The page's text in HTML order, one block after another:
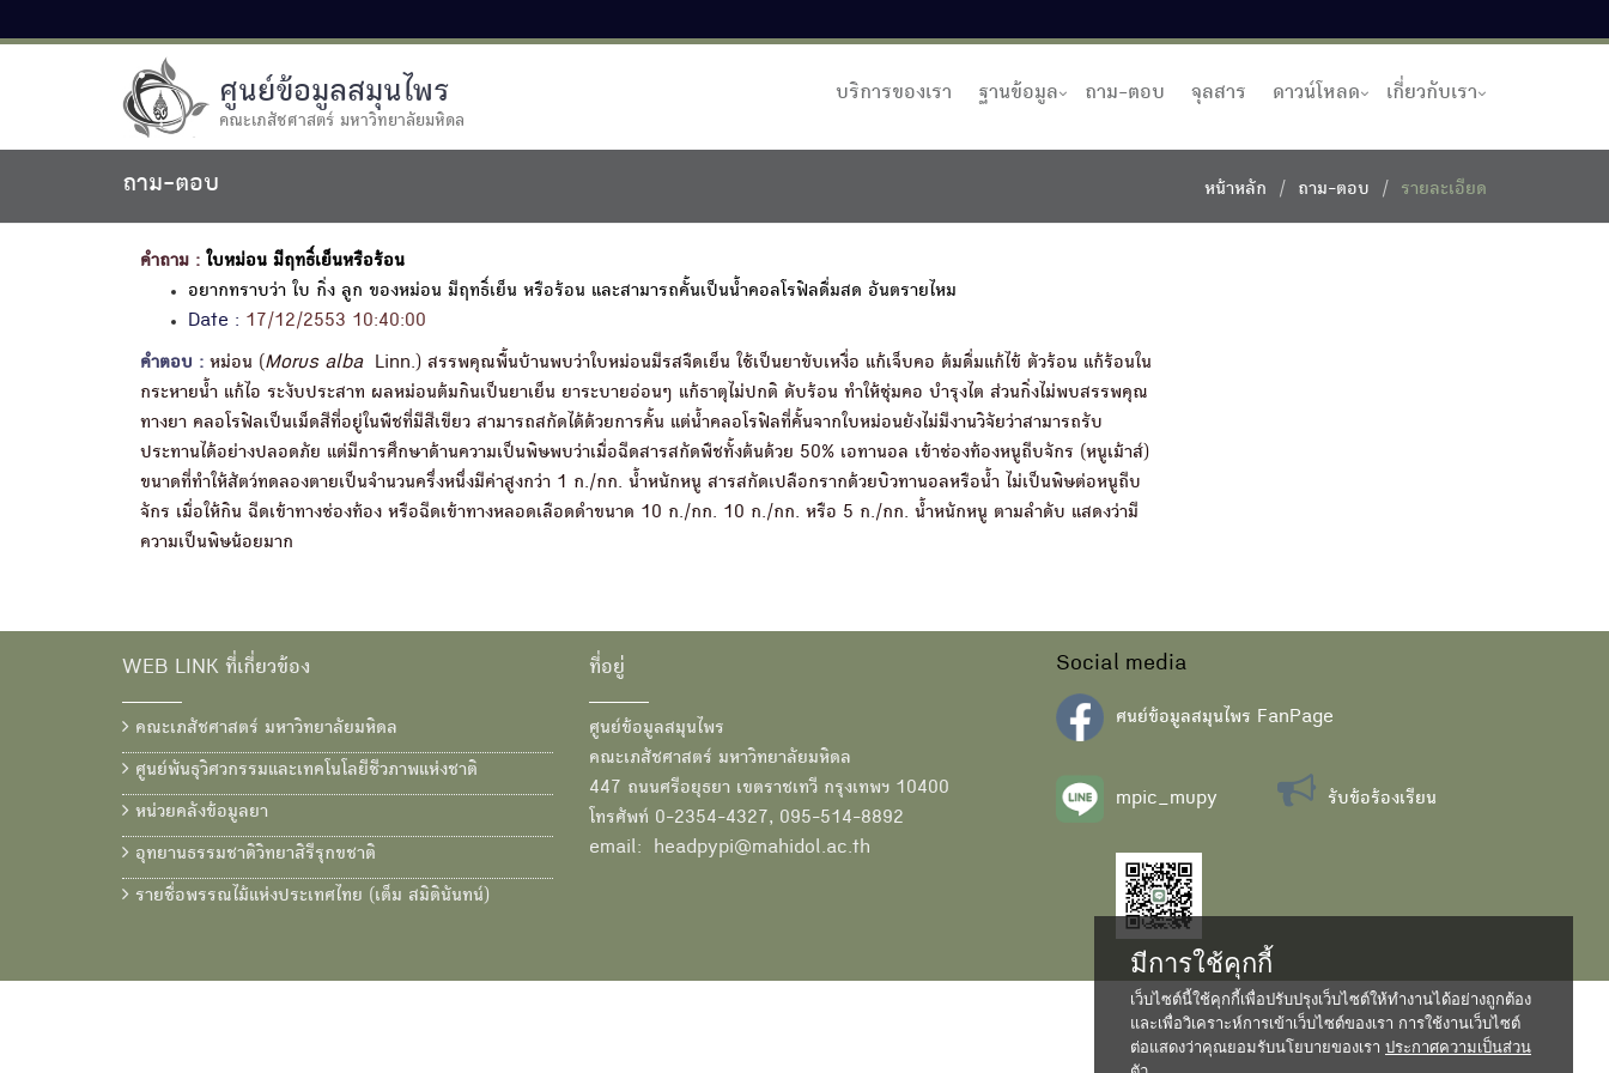
ศูนย์ข้อมูลสมุนไพร
คณะเภสัชศาสตร์ มหาวิทยาลัยมหิดล
บริการของเรา ฐานข้อมูล ถาม-ตอบ จุลสาร ดาวน์โหลด เกี่ยวกับเรา
ถาม-ตอบ หน้าหลัก ถาม-ตอบ รายละเอียด
คำถาม : ใบหม่อน มีฤทธิ์เย็นหรือร้อน
อยากทราบว่า ใบ กิ่ง ลูก ของหม่อน มีฤทธิ์เย็น หรือร้อน และสามารถคั้นเป็นน้ำคอลโรฟิลดื่มสด อันตรายไหม
Date : 17/12/2553 10:40:00
คำตอบ : หม่อน (Morus albaLinn.) สรรพคุณพื้นบ้านพบว่าใบหม่อนมีรสจืดเย็น ใช้เป็นยาขับเหงื่อ แก้เจ็บคอ ต้มดื่มแก้ไข้ ตัวร้อน แก้ร้อนใน
กระหายน้ำ แก้ไอ ระงับประสาท ผลหม่อนต้มกินเป็นยาเย็น ยาระบายอ่อนๆ แก้ธาตุไม่ปกติ ดับร้อน ทำให้ชุ่มคอ บำรุงไต ส่วนกิ่งไม่พบสรรพคุณ
ทางยา คลอโรฟิลเป็นเม็ดสีที่อยู่ในพืชที่มีสีเขียว สามารถสกัดได้ด้วยการคั้น แต่น้ำคลอโรฟิลที่คั้นจากใบหม่อนยังไม่มีงานวิจัยว่าสามารถรับ
ประทานได้อย่างปลอดภัย แต่มีการศึกษาด้านความเป็นพิษพบว่าเมื่อฉีดสารสกัดพืชทั้งต้นด้วย 50% เอทานอล เข้าช่องท้องหนูถีบจักร (หนูเม้าส์)
ขนาดที่ทำให้สัตว์ทดลองตายเป็นจำนวนครึ่งหนึ่งมีค่าสูงกว่า 1 ก./กก. น้ำหนักหนู สารสกัดเปลือกรากด้วยบิวทานอลหรือน้ำ ไม่เป็นพิษต่อหนูถีบ
จักร เมื่อให้กิน ฉีดเข้าทางช่องท้อง หรือฉีดเข้าทางหลอดเลือดดำขนาด 10 ก./กก. 10 ก./กก. หรือ 5 ก./กก. น้ำหนักหนู ตามลำดับ แสดงว่ามี
ความเป็นพิษน้อยมาก
WEB LINK ที่เกี่ยวข้อง
คณะเภสัชศาสตร์ มหาวิทยาลัยมหิดล
ศูนย์พันธุวิศวกรรมและเทคโนโลยีชีวภาพแห่งชาติ
หน่วยคลังข้อมูลยา
อุทยานธรรมชาติวิทยาสิรีรุกขชาติ
รายชื่อพรรณไม้แห่งประเทศไทย (เต็ม สมิตินันทน์)
ที่อยู่
ศูนย์ข้อมูลสมุนไพร
คณะเภสัชศาสตร์ มหาวิทยาลัยมหิดล
447 ถนนศรีอยุธยา เขตราชเทวี กรุงเทพฯ 10400
โทรศัพท์ 0-2354-4327, 095-514-8892
email: headpypi@mahidol.ac.th
Social media
ศนย์ข้อมูลสมุนไพร FanPage
mpic_mupy รับข้อร้องเรียน
มีการใช้คุกกี้
เว็บไซต์นี้ใช้คุกกี้เพื่อปรับปรุงเว็บไซต์ให้ทำงานได้อย่างถูกต้อง
และเพื่อวิเคราะห์การเข้าเว็บไซต์ของเรา การใช้งานเว็บไซต์
ต่อแสดงว่าคุณยอมรับนโยบายของเรา ประกาศความเป็นส่วน